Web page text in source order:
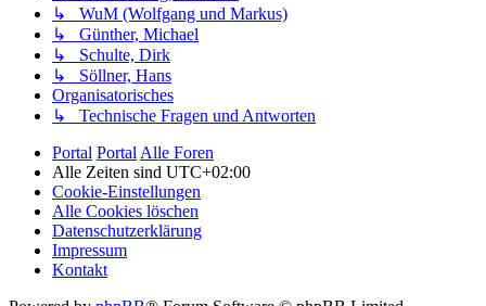
↳ WuM (Wolfgang und Markus)
↳ Günther, Michael
↳ Schulte, Dirk
↳ Söllner, Hans
Organisatorisches
↳ Technische Fragen und Antworten
Portal Portal Alle Foren
Alle Zeiten sind UTC+02:00
Cookie-Einstellungen
Alle Cookies löschen
Datenschutzerklärung
Impressum
Kontakt